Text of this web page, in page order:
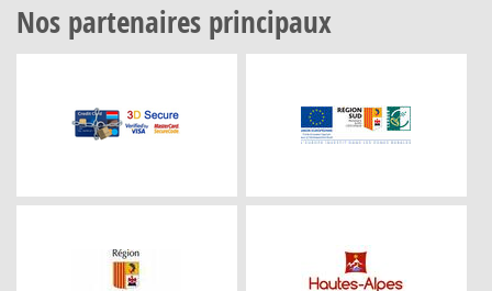
Nos partenaires principaux